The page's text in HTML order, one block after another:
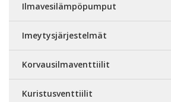
Ilmavesilämpöpumput
Imeytysjärjestelmät
Korvausilmaventtiilit
Kuristusventtiilit